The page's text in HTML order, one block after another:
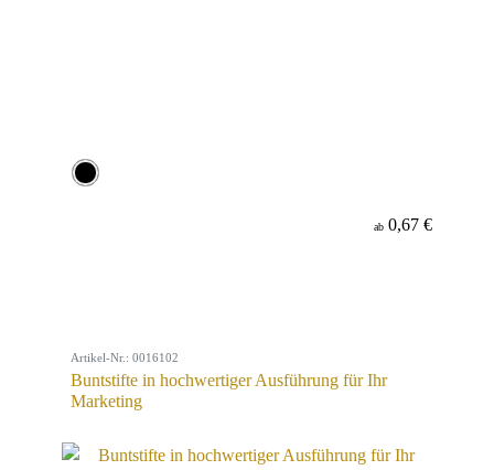
ab 0,67 €
Artikel-Nr.: 0016102
Buntstifte in hochwertiger Ausführung für Ihr
Marketing